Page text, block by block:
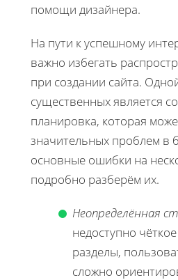
помощи дизайнера.
На пути к успешному
важно избегать
при создании сайта.
существенных является
планировка, которая
значительных проблем в
основные ошибки на
подробно разберём их.
Неопределённая
недоступно
разделы,
сложно